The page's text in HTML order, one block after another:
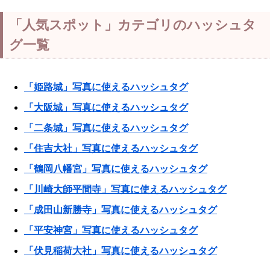
「人気スポット」カテゴリのハッシュタ
グ一覧
「姫路城」写真に使えるハッシュタグ
「大阪城」写真に使えるハッシュタグ
「二条城」写真に使えるハッシュタグ
「住吉大社」写真に使えるハッシュタグ
「鶴岡八幡宮」写真に使えるハッシュタグ
「川崎大師平間寺」写真に使えるハッシュタグ
「成田山新勝寺」写真に使えるハッシュタグ
「平安神宮」写真に使えるハッシュタグ
「伏見稲荷大社」写真に使えるハッシュタグ